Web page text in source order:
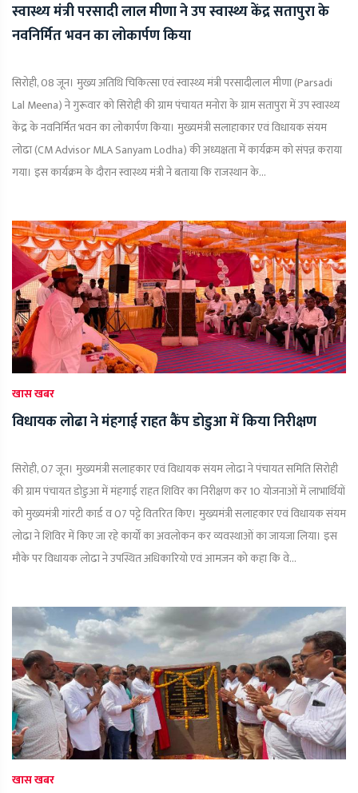
स्वास्थ्य मंत्री परसादी लाल मीणा ने उप स्वास्थ्य केंद्र सतापुरा के
नवनिर्मित भवन का लोकार्पण किया
सिरोही, 08 जून। मुख्य अतिथि चिकित्सा एवं स्वास्थ्य मंत्री परसादीलाल मीणा (Parsadi
Lal Meena) ने गुरूवार को सिरोही की ग्राम पंचायत मनोरा के ग्राम सतापुरा में उप स्वास्थ्य
केंद्र के नवनिर्मित भवन का लोकार्पण किया। मुख्यमंत्री सलाहाकार एवं विधायक संयम
लोढा (CM Advisor MLA Sanyam Lodha) की अध्यक्षता में कार्यक्रम को संपन्न कराया
गया। इस कार्यक्रम के दौरान स्वास्थ्य मंत्री ने बताया कि राजस्थान के...
खास खबर
विधायक लोढा ने मंहगाई राहत कैंप डोडुआ में किया निरीक्षण
सिरोही, 07 जून। मुख्यमंत्री सलाहकार एवं विधायक संयम लोढा ने पंचायत समिति सिरोही
की ग्राम पंचायत डोडुआ में मंहगाई राहत शिविर का निरीक्षण कर 10 योजनाओं में लाभार्थियों
को मुख्यमंत्री गांरटी कार्ड व 07 पट्टे वितरित किए। मुख्यमंत्री सलाहकार एवं विधायक संयम
लोढा ने शिविर में किए जा रहे कार्यों का अवलोकन कर व्यवस्थाओं का जायजा लिया। इस
मौके पर विधायक लोढा ने उपस्थित अधिकारियो एवं आमजन को कहा कि वे...
खास खबर